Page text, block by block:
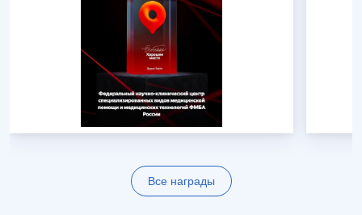
Все награды